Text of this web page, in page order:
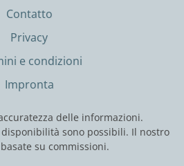
Contatto
Privacy
e condizioni
Impronta
delle informazioni.
sono possibili. Il nostro
su commissioni.